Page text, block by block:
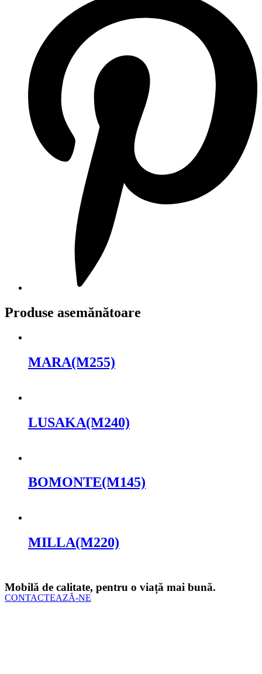
Produse asemănătoare
MARA(M255)
LUSAKA(M240)
BOMONTE(M145)
MILLA(M220)
Mobilă de calitate, pentru o viață mai bună.
CONTACTEAZĂ-NE